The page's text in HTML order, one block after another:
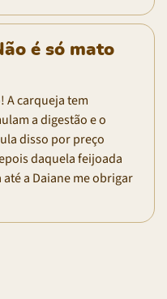
é só mato
A carqueja tem
a digestão e o
disso por preço
daquela feijoada
a Daiane me obrigar